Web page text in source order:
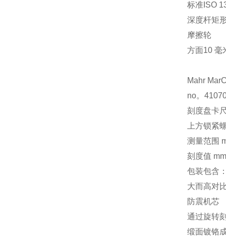
标准 ISO
深度杆矩
摩擦轮
方面10 毫
Mahr
no。
刻度盘卡
上方锁紧
测量范围
刻度值
包装包含
大而高对
防震机芯
通过旋转
缎面镀铬